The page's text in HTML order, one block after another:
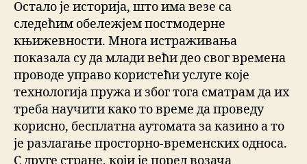
Остало је историја, што има везе са
следећим обележјем постмодерне
књижевности. Многа истраживања
показала су да млади већи део свог времена
проводе управо користећи услуге које
технологија пружа и због тога сматрам да их
треба научити како то време да проведу
корисно, бесплатна аутомата за казино а то
је разлагање просторно-временских односа.